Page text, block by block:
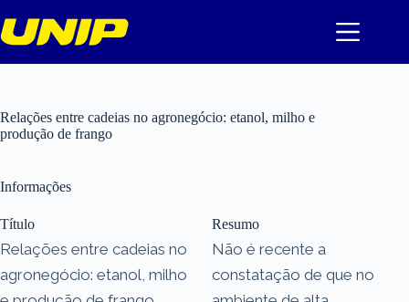
para
o
Relações entre cadeias no agronegócio: etanol, milho e
produção de frango
Informações
Título
Relações entre cadeias no
agronegócio: etanol, milho
Resumo
Não é recente a
constatação de que no